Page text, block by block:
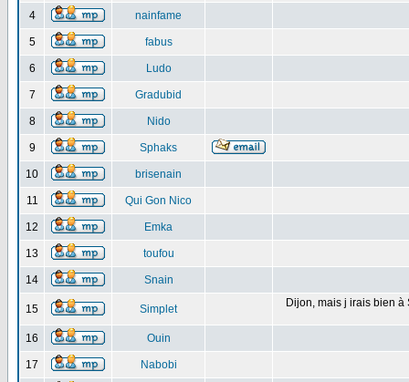
4 nainfame
5 fabus
6 Ludo
7 Gradubid
8 Nido
9 Sphaks
10 brisenain
11 Qui Gon Nico
12 Emka
13 toufou
14 Snain
15 Simplet Dijon, mais j irais bien à
16 Ouin
17 Nabobi